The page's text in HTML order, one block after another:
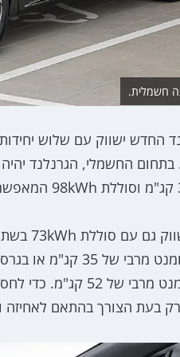
חשמלית.
משולב של 320 כ"ס
הצורך בהתאם לאחיזה ורק